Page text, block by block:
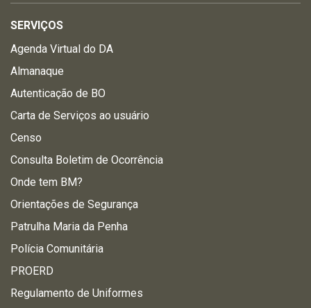
SERVIÇOS
Agenda Virtual do DA
Almanaque
Autenticação de BO
Carta de Serviços ao usuário
Censo
Consulta Boletim de Ocorrência
Onde tem BM?
Orientações de Segurança
Patrulha Maria da Penha
Polícia Comunitária
PROERD
Regulamento de Uniformes